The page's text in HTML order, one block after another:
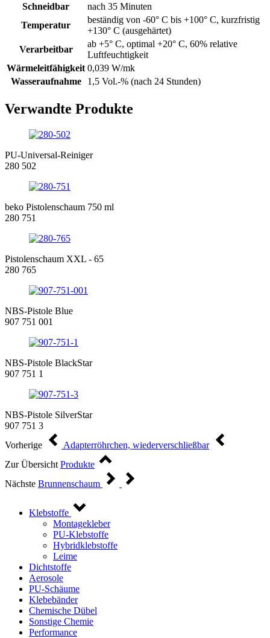
Schneidbar
nach 35 Minuten
Temperatur
beständig von -60° C bis +100° C, kurzfristig
+130° C (ausgehärtet)
Verarbeitbar
ab +5° C, optimal +20° C, 60% relative
Luftfeuchtigkeit
Wärmeleitfähigkeit 0,039 W/mk
Wasseraufnahme
1,5 Vol.-% (nach 24 Stunden)
Verwandte Produkte
PU-Universal-Reiniger
280 502
beko Pistolenschaum 750 ml
280 751
Pistolenschaum XXL - 65
280 765
NBS-Pistole Blue
907 751 001
NBS-Pistole BlackStar
907 751 1
NBS-Pistole SilverStar
907 751 3
Vorherige
Adapterröhrchen, wiederverschließbar
Zur Übersicht Produkte
Nächste Brunnenschaum
Klebstoffe
Montagekleber
PU-Klebstoffe
Hybridklebstoffe
Leime
Dichtstoffe
Aerosole
PU-Schäume
Klebebänder
Chemische Dübel
Sonstige Chemie
Performance